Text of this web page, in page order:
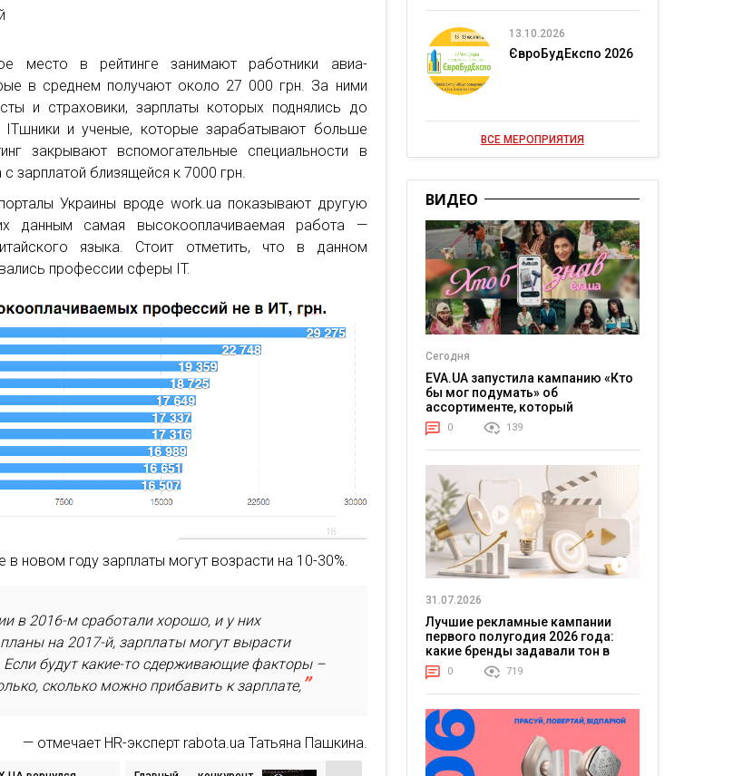
место в рейтинге занимают работники авиа-
в среднем получают около 27 000 грн. За ними
и страховики, зарплаты которых поднялись до
ITшники и ученые, которые зарабатывают больше
закрывают вспомогательные специальности в
зарплатой близящейся к 7000 грн.
Украины вроде work.ua показывают другую
данным самая высокооплачиваемая работа —
языка. Стоит отметить, что в данном
профессии сферы IT.
в новом году зарплаты могут возрасти на 10-30%.
в 2016-м сработали хорошо, и у них
на 2017-й, зарплаты могут вырасти
будут какие-то сдерживающие факторы –
сколько можно прибавить к зарплате,
— отмечает HR-эксперт rabota.ua Татьяна Пашкина.
13.10.2026
ЄвроБудЕкспо 2026
ВСЕ МЕРОПРИЯТИЯ
ВИДЕО
Сегодня
EVA.UA запустила кампанию «Кто
бы мог подумать» об
ассортименте, который
покупатели не ожидают увидеть
на платформе
0 139
31.07.2026
Лучшие рекламные кампании
первого полугодия 2026 года:
какие бренды задавали тон в
отрасли
0 719